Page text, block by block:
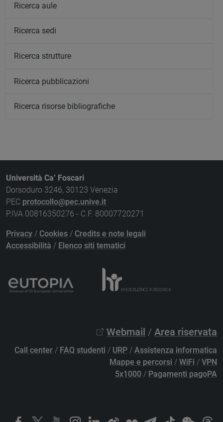
Ricerca aule
Ricerca sedi
Ricerca strutture
Ricerca pubblicazioni
Ricerca risorse bibliografiche
Università Ca’ Foscari
Dorsoduro 3246, 30123 Venezia
PEC protocollo@pec.unive.it
P.IVA 00816350276 - C.F. 80007720271
Privacy / Cookies / Credits e note legali
Accessibilità / Elenco siti tematici
Webmail / Area riservata
Call center / FAQ studenti / URP / Assistenza informatica
Mappe e percorsi / WiFi / VPN
5x1000 / Pagamenti pagoPA